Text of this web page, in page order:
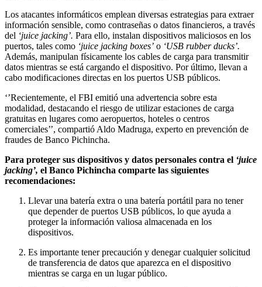
Los atacantes informáticos emplean diversas estrategias para extraer
información sensible, como contraseñas o datos financieros, a través
del ‘juice jacking’. Para ello, instalan dispositivos maliciosos en los
puertos, tales como ‘juice jacking boxes’ o ‘USB rubber ducks’.
Además, manipulan físicamente los cables de carga para transmitir
datos mientras se está cargando el dispositivo. Por último, llevan a
cabo modificaciones directas en los puertos USB públicos.
‘’Recientemente, el FBI emitió una advertencia sobre esta
modalidad, destacando el riesgo de utilizar estaciones de carga
gratuitas en lugares como aeropuertos, hoteles o centros
comerciales’’, compartió Aldo Madruga, experto en prevención de
fraudes de Banco Pichincha.
Para proteger sus dispositivos y datos personales contra el ‘juice
jacking’, el Banco Pichincha comparte las siguientes
recomendaciones:
Llevar una batería extra o una batería portátil para no tener
que depender de puertos USB públicos, lo que ayuda a
proteger la información valiosa almacenada en los
dispositivos.
Es importante tener precaución y denegar cualquier solicitud
de transferencia de datos que aparezca en el dispositivo
mientras se carga en un lugar público.